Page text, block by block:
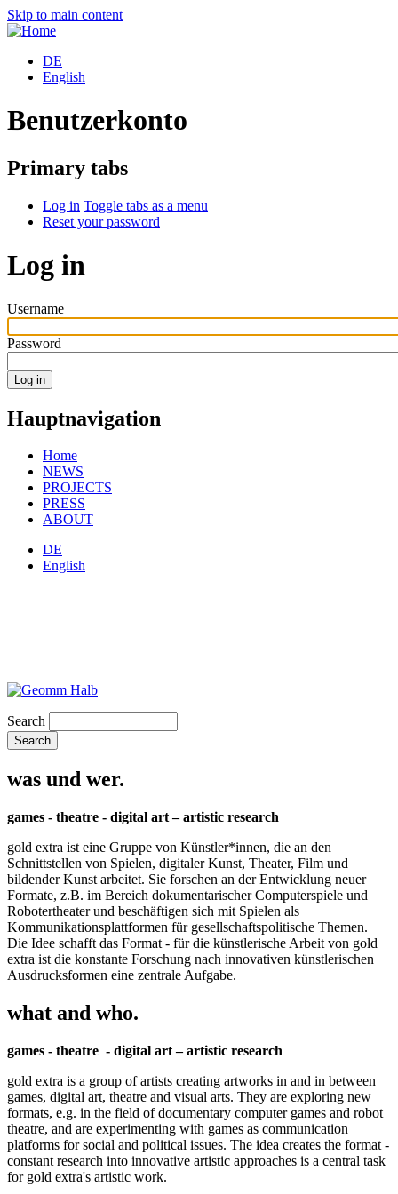
Skip to main content
DE
English
Benutzerkonto
Primary tabs
Log in Toggle tabs as a menu
Reset your password
Log in
Username
Password
Hauptnavigation
Home
NEWS
PROJECTS
PRESS
ABOUT
DE
English
Search
was und wer.
games - theatre - digital art – artistic research
gold extra ist eine Gruppe von Künstler*innen, die an den
Schnittstellen von Spielen, digitaler Kunst, Theater, Film und
bildender Kunst arbeitet. Sie forschen an der Entwicklung neuer
Formate, z.B. im Bereich dokumentarischer Computerspiele und
Robotertheater und beschäftigen sich mit Spielen als
Kommunikationsplattformen für gesellschaftspolitische Themen.
Die Idee schafft das Format - für die künstlerische Arbeit von gold
extra ist die konstante Forschung nach innovativen künstlerischen
Ausdrucksformen eine zentrale Aufgabe.
what and who.
games - theatre - digital art – artistic research
gold extra is a group of artists creating artworks in and in between
games, digital art, theatre and visual arts. They are exploring new
formats, e.g. in the field of documentary computer games and robot
theatre, and are experimenting with games as communication
platforms for social and political issues. The idea creates the format -
constant research into innovative artistic approaches is a central task
for gold extra's artistic work.